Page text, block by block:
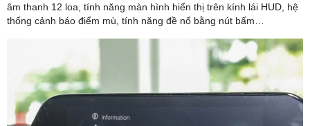
âm thanh 12 loa, tính năng màn hình hiển thị trên kính lái HUD, hệ
thống cảnh báo điểm mù, tính năng đề nổ bằng nút bấm…